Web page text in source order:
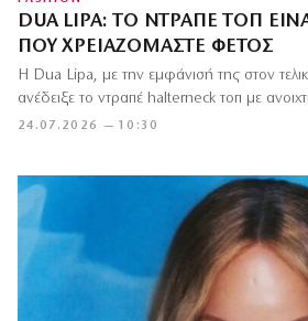
DUA LIPA: ΤΟ ΝΤΡΑΠΈ ΤΟΠ
ΠΟΥ ΧΡΕΙΑΖΌΜΑΣΤΕ ΦΈΤΟΣ
24.07.2026 — 10:30
Η Dua Lipa, με την εμφάνισή της στον
ανέδειξε το ντραπέ halterneck τοπ με